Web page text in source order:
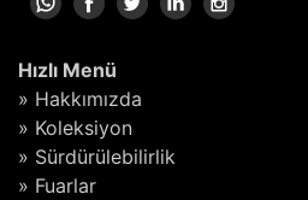
Hızlı Menü
» Hakkımızda
» Koleksiyon
» Sürdürülebilirlik
» Fuarlar